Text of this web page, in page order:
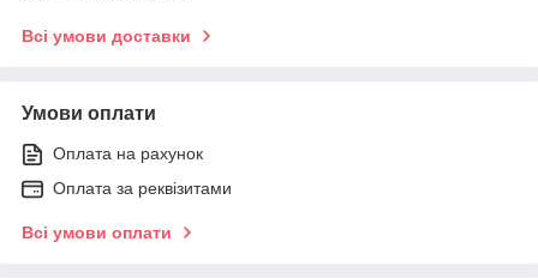
Всі умови доставки
Умови оплати
Оплата на рахунок
Оплата за реквізитами
Всі умови оплати